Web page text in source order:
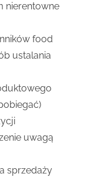
nierentowne
food
ustalania
uwagą
sprzedaży